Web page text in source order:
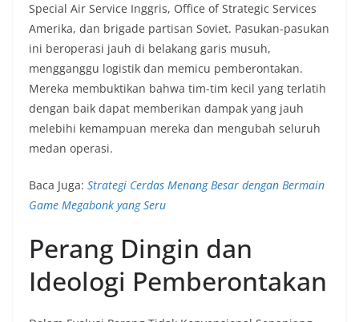
Special Air Service Inggris, Office of Strategic Services
Amerika, dan brigade partisan Soviet. Pasukan-pasukan
ini beroperasi jauh di belakang garis musuh,
mengganggu logistik dan memicu pemberontakan.
Mereka membuktikan bahwa tim-tim kecil yang terlatih
dengan baik dapat memberikan dampak yang jauh
melebihi kemampuan mereka dan mengubah seluruh
medan operasi.
Baca Juga: Strategi Cerdas Menang Besar dengan Bermain
Game Megabonk yang Seru
Perang Dingin dan
Ideologi Pemberontakan